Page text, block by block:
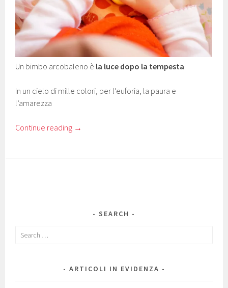
Un bimbo arcobaleno è la luce dopo la tempesta
In un cielo di mille colori, per l’euforia, la paura e
l’amarezza
Continue reading →
SEARCH
Search
ARTICOLI IN EVIDENZA